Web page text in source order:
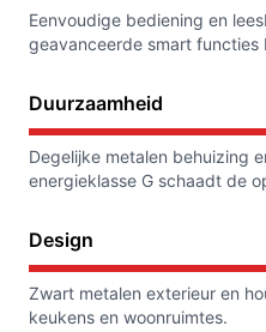
Eenvoudige bediening en
geavanceerde smart functies
Duurzaamheid
Degelijke metalen behuizing
energieklasse G schaadt de
Design
Zwart metalen exterieur en
keukens en woonruimtes.